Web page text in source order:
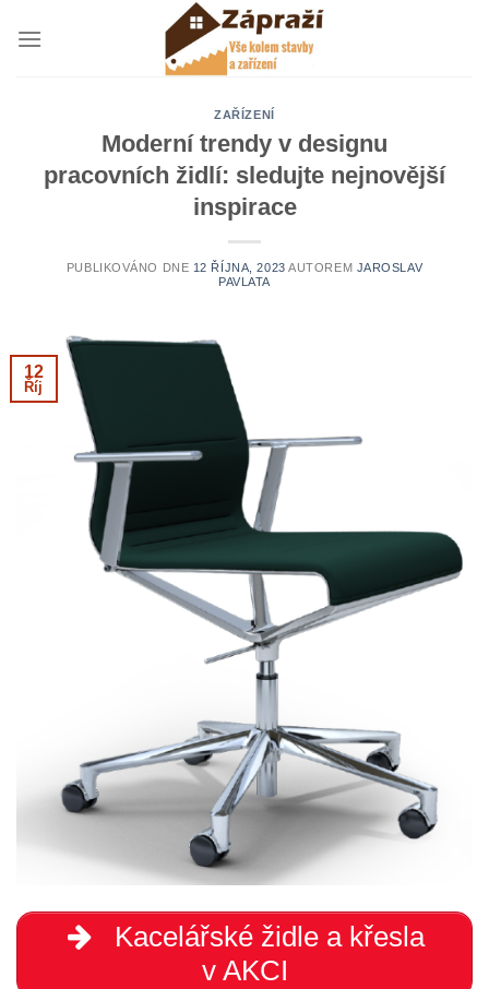
ZAŘÍZENÍ
Moderní trendy v designu
pracovních židlí: sledujte nejnovější
inspirace
PUBLIKOVÁNO DNE 12 ŘÍJNA, 2023 AUTOREM JAROSLAV
PAVLATA
12
Říj
Kacelářské židle a křesla
v AKCI